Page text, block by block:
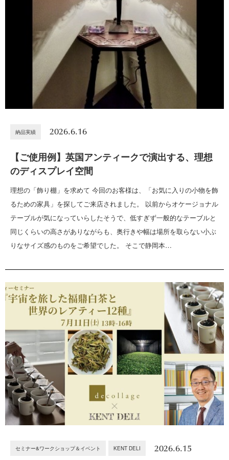
納品実績 2026.6.16
【ご使用例】英国アンティークで演出する、理想
のディスプレイ空間
理想の「飾り棚」を求めて 今回のお客様は、「お気に入りの小物を飾
るための家具」を探してご来店されました。 以前からオケージョナル
テーブルが気になっていらしたそうで、低すぎず一般的なテーブルと
同じくらいの高さがありながらも、奥行きや幅は場所を取らない小ぶ
りなサイズ感のものをご希望でした。 そこで静岡本…
セミナー&ワークショップ＆イベント KENT DELI 2026.6.15